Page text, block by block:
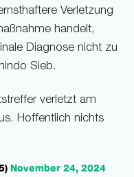
Verletzung
handelt,
Diagnose nicht zu
Sieb.
verletzt am
Hoffentlich nichts
November 24, 2024